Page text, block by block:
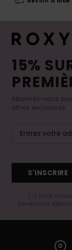
15%
Abonnez-vous
offres exclusives.
S'INSCRIRE
(*) Offre
Conditions